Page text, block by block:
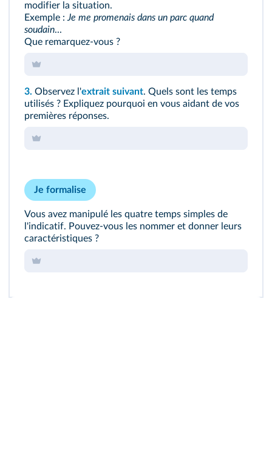
modifier la situation.
Exemple : Je me promenais dans un parc quand
soudain...
Que remarquez-vous ?
3. Observez l'extrait suivant. Quels sont les temps
utilisés ? Expliquez pourquoi en vous aidant de vos
premières réponses.
Je formalise
Vous avez manipulé les quatre temps simples de
l'indicatif. Pouvez-vous les nommer et donner leurs
caractéristiques ?